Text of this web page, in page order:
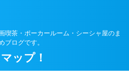
喫茶・ポーカールーム・シーシャ屋のま
ブログです。
ップ！